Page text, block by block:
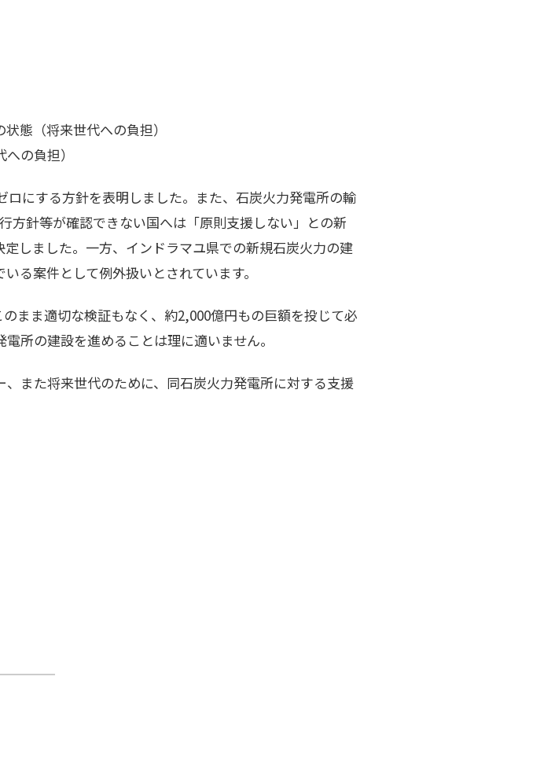
態（将来世代への負担）
の負担）
にする方針を表明しました。また、石炭火力発電所の輸
方針等が確認できない国へは「原則支援しない」との新
しました。一方、インドラマユ県での新規石炭火力の建
る案件として例外扱いとされています。
まま適切な検証もなく、約2,000億円もの巨額を投じて必
所の建設を進めることは理に適いません。
また将来世代のために、同石炭火力発電所に対する支援